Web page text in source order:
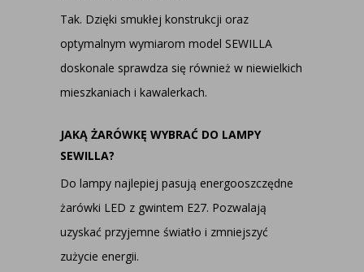
Tak. Dzięki smukłej konstrukcji oraz
optymalnym wymiarom model SEWILLA
doskonale sprawdza się również w niewielkich
mieszkaniach i kawalerkach.
JAKĄ ŻARÓWKĘ WYBRAĆ DO LAMPY
SEWILLA?
Do lampy najlepiej pasują energooszczędne
żarówki LED z gwintem E27. Pozwalają
uzyskać przyjemne światło i zmniejszyć
zużycie energii.